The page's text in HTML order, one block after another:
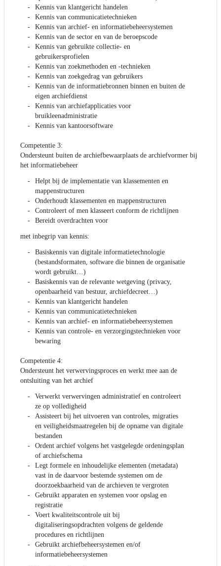
Kennis van klantgericht handelen
Kennis van communicatietechnieken
Kennis van archief- en informatiebeheersystemen
Kennis van de sector en van de beroepscode
Kennis van gebruikte collectie- en
gebruikersprofielen
Kennis van zoekmethoden en -technieken
Kennis van zoekgedrag van gebruikers
Kennis van de informatiebronnen binnen en buiten de
eigen archiefdienst
Kennis van archiefapplicaties voor
bruikleenadministratie
Kennis van kantoorsoftware
Competentie 3:
Ondersteunt buiten de archiefbewaarplaats de archiefvormer bij
het informatiebeheer
Helpt bij de implementatie van klassementen en
mappenstructuren
Onderhoudt klassementen en mappenstructuren
Controleert of men klasseert conform de richtlijnen
Bereidt overdrachten voor
met inbegrip van kennis:
Basiskennis van digitale informatietechnologie
(bestandsformaten, software die binnen de organisatie
wordt gebruikt…)
Basiskennis van de relevante wetgeving (privacy,
openbaarheid van bestuur, archiefdecreet…)
Kennis van klantgericht handelen
Kennis van communicatietechnieken
Kennis van archief- en informatiebeheersystemen
Kennis van controle- en verzorgingstechnieken voor
bewaring
Competentie 4:
Ondersteunt het verwervingsproces en werkt mee aan de
ontsluiting van het archief
Verwerkt verwervingen administratief en controleert
ze op volledigheid
Assisteert bij het uitvoeren van controles, migraties
en veiligheidsmaatregelen bij de opname van digitale
bestanden
Ordent archief volgens het vastgelegde ordeningsplan
of archiefschema
Legt formele en inhoudelijke elementen (metadata)
vast in de daarvoor bestemde systemen om de
doorzoekbaarheid van de archieven te vergroten
Gebruikt apparaten en systemen voor opslag en
registratie
Voert kwaliteitscontrole uit bij
digitaliseringsopdrachten volgens de geldende
procedures en richtlijnen
Gebruikt archiefbeheersystemen en/of
informatiebeheersystemen